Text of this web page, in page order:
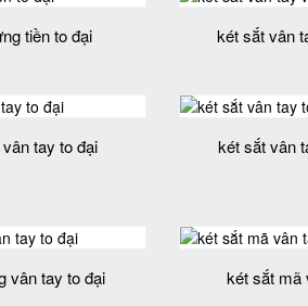
tiền to đại két sắt vân
tay to đại
két sắt vân
vân tay to đại két sắt mã